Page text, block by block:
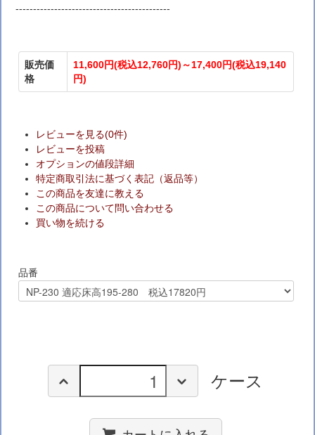
--------------------------------------------
販売価
格
11,600円(税込12,760円)～17,400円(税込19,140
円)
レビューを見る(0件)
レビューを投稿
オプションの値段詳細
特定商取引法に基づく表記（返品等）
この商品を友達に教える
この商品について問い合わせる
買い物を続ける
品番
ケース